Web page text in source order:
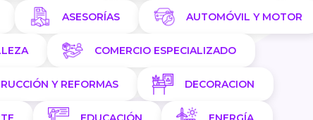
ASESORÍAS AUTOMÓVIL Y MOTOR
COMERCIO ESPECIALIZADO
Y REFORMAS DECORACION